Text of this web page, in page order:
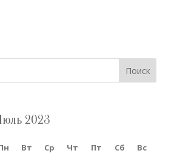
Поиск
2023
Вт Ср Чт Пт Сб Вс